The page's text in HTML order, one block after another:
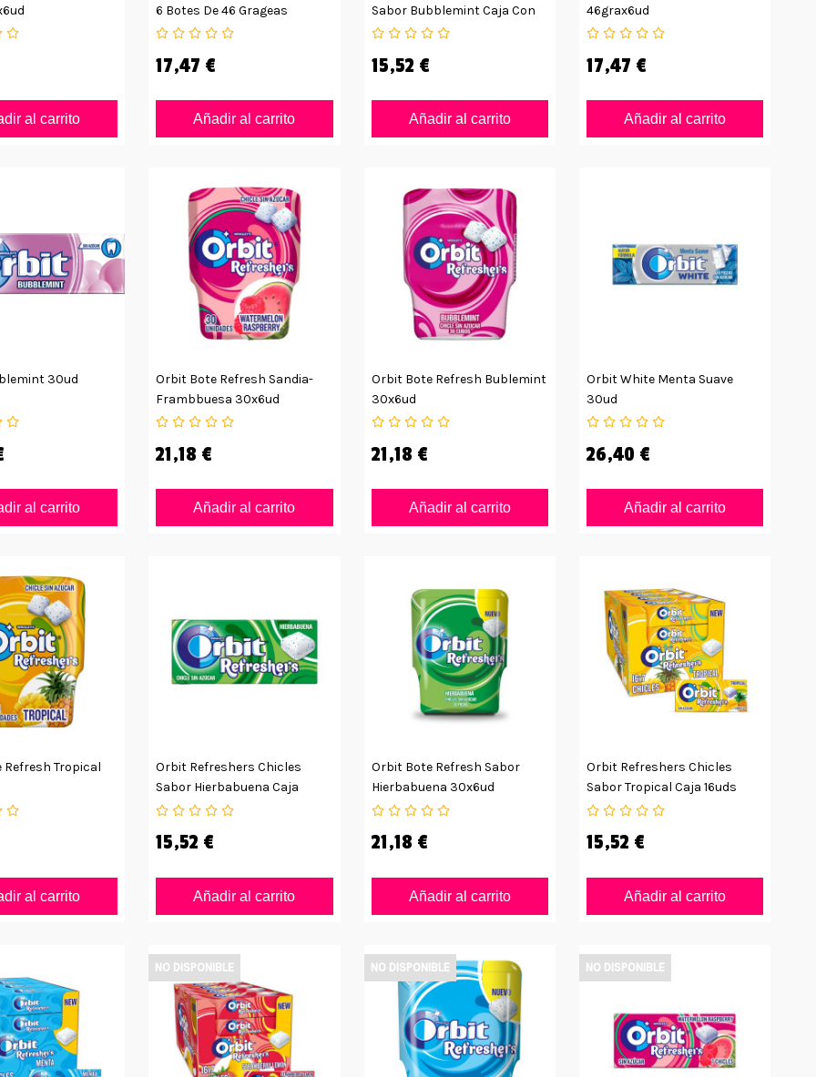
al carrito
6 Botes De 46 Grageas
17,47 €
Añadir al carrito
Sabor Bubblemint Caja Con
16uds
15,52 €
Añadir al carrito
46grax6ud
17,47 €
Añadir al carrito
30ud
al carrito
Orbit Bote Refresh Sandia-
Frambbuesa 30x6ud
21,18 €
Añadir al carrito
Orbit Bote Refresh Bublemint
30x6ud
21,18 €
Añadir al carrito
Orbit White Menta Suave
30ud
26,40 €
Añadir al carrito
Tropical
al carrito
Orbit Refreshers Chicles
Sabor Hierbabuena Caja
16uds
15,52 €
Añadir al carrito
Orbit Bote Refresh Sabor
Hierbabuena 30x6ud
21,18 €
Añadir al carrito
Orbit Refreshers Chicles
Sabor Tropical Caja 16uds
15,52 €
Añadir al carrito
NO DISPONIBLE NO DISPONIBLE NO DISPONIBLE